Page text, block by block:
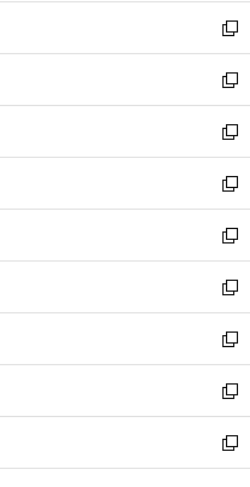
ド
ウ
で
開
く
ウ
ィ
ン
ド
ウ
で
開
く
し
い
ウ
ィ
ン
ド
ウ
で
開
く
新
し
い
ウ
ィ
ン
ド
ウ
で
開
く
新
し
い
ウ
ィ
ン
ド
ウ
で
開
く
新
し
い
ウ
ィ
ン
ド
ウ
で
開
く
新
し
い
ウ
ィ
ン
ド
ウ
で
開
く
新
し
い
ウ
ィ
ン
ド
ウ
で
開
新
し
い
ウ
ィ
ン
ド
ウ
新
し
い
ウ
ィ
ン
新
し
い
ウ
新
し